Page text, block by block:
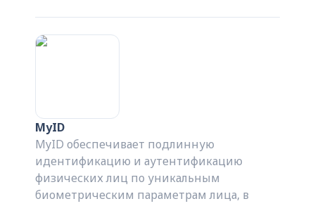
MyID
MyID обеспечивает подлинную
идентификацию и аутентификацию
физических лиц по уникальным
биометрическим параметрам лица, в